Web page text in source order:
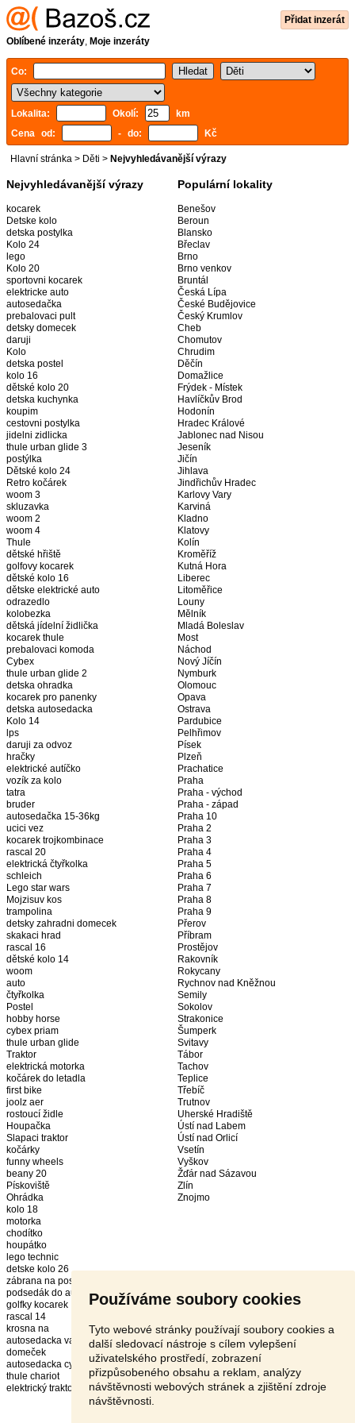
Používáme soubory cookies
Tyto webové stránky používají soubory cookies a
další sledovací nástroje s cílem vylepšení
uživatelského prostředí, zobrazení
přizpůsobeného obsahu a reklam, analýzy
návštěvnosti webových stránek a zjištění zdroje
návštěvnosti.
Přidat inzerát
Oblíbené inzeráty, Moje inzeráty
Co:
Lokalita: Okolí:
km
Cena od:
- do: Kč
Hlavní stránka > Děti > Nejvyhledávanější výrazy
Nejvyhledávanější výrazy
kocarek
Detske kolo
detska postylka
Kolo 24
lego
Kolo 20
sportovni kocarek
elektricke auto
autosedačka
prebalovaci pult
detsky domecek
daruji
Kolo
detska postel
kolo 16
dětské kolo 20
detska kuchynka
koupim
cestovni postylka
jidelni zidlicka
thule urban glide 3
postýlka
Dětské kolo 24
Retro kočárek
woom 3
skluzavka
woom 2
woom 4
Thule
dětské hřiště
golfovy kocarek
dětské kolo 16
dětske elektrické auto
odrazedlo
kolobezka
dětská jídelní židlička
kocarek thule
prebalovaci komoda
Cybex
thule urban glide 2
detska ohradka
kocarek pro panenky
detska autosedacka
Kolo 14
lps
daruji za odvoz
hračky
elektrické autíčko
vozík za kolo
tatra
bruder
autosedačka 15-36kg
ucici vez
kocarek trojkombinace
rascal 20
elektrická čtyřkolka
schleich
Lego star wars
Mojzisuv kos
trampolina
detsky zahradni domecek
skakaci hrad
rascal 16
dětské kolo 14
woom
auto
čtyřkolka
Postel
hobby horse
cybex priam
thule urban glide
Traktor
elektrická motorka
kočárek do letadla
first bike
joolz aer
rostoucí židle
Houpačka
Slapaci traktor
kočárky
funny wheels
beany 20
Pískoviště
Ohrádka
kolo 18
motorka
chodítko
houpátko
lego technic
detske kolo 26
zábrana na postel
podsedák do auta
golfky kocarek
rascal 14
krosna na
autosedacka vajicko
domeček
autosedacka cybex
thule chariot
elektrický traktor
Populární lokality
Benešov
Beroun
Blansko
Břeclav
Brno
Brno venkov
Bruntál
Česká Lípa
České Budějovice
Český Krumlov
Cheb
Chomutov
Chrudim
Děčín
Domažlice
Frýdek - Místek
Havlíčkův Brod
Hodonín
Hradec Králové
Jablonec nad Nisou
Jeseník
Jičín
Jihlava
Jindřichův Hradec
Karlovy Vary
Karviná
Kladno
Klatovy
Kolín
Kroměříž
Kutná Hora
Liberec
Litoměřice
Louny
Mělník
Mladá Boleslav
Most
Náchod
Nový Jíčín
Nymburk
Olomouc
Opava
Ostrava
Pardubice
Pelhřimov
Písek
Plzeň
Prachatice
Praha
Praha - východ
Praha - západ
Praha 10
Praha 2
Praha 3
Praha 4
Praha 5
Praha 6
Praha 7
Praha 8
Praha 9
Přerov
Příbram
Prostějov
Rakovník
Rokycany
Rychnov nad Kněžnou
Semily
Sokolov
Strakonice
Šumperk
Svitavy
Tábor
Tachov
Teplice
Třebíč
Trutnov
Uherské Hradiště
Ústí nad Labem
Ústí nad Orlicí
Vsetín
Vyškov
Žďár nad Sázavou
Zlín
Znojmo